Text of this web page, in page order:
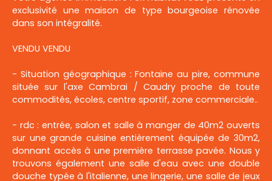
exclusivité une maison de type bourgeoise rénovée
dans son intégralité.
VENDU VENDU
- Situation géographique : Fontaine au pire, commune
située sur l'axe Cambrai / Caudry proche de toute
commodités, écoles, centre sportif, zone commerciale..
- rdc : entrée, salon et salle à manger de 40m2 ouverts
sur une grande cuisine entièrement équipée de 30m2,
donnant accès à une première terrasse pavée. Nous y
trouvons également une salle d'eau avec une double
douche typée à l'italienne, une lingerie, une salle de jeux